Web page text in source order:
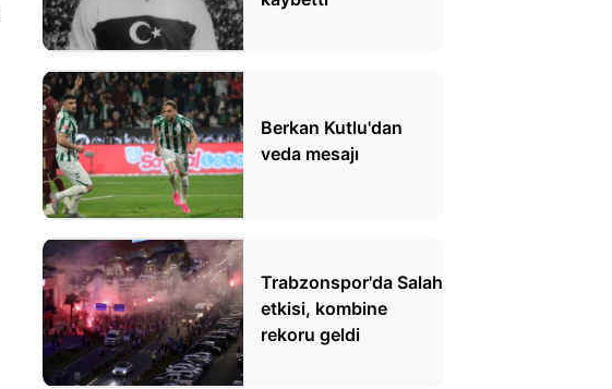
Berkan Kutlu'dan
veda mesajı
Trabzonspor'da Salah
etkisi, kombine
rekoru geldi